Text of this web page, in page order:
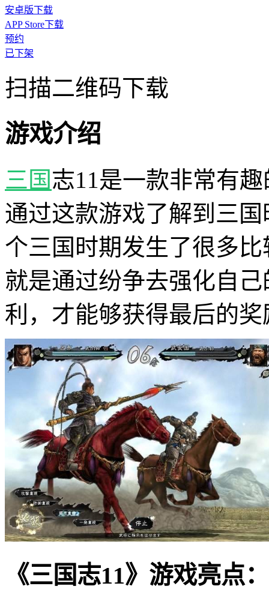
安卓版下载
APP Store下载
预约
已下架
扫描二维码下载
游戏介绍
三国志11是一款非常有趣
通过这款游戏了解到三
个三国时期发生了很多
就是通过纷争去强化自
利，才能够获得最后的奖
《三国志11》游戏亮点：